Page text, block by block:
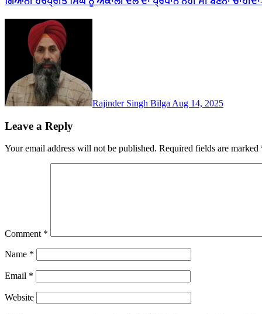
Rajinder Singh Bilga Aug 14, 2025
Leave a Reply
Your email address will not be published. Required fields are marked
Comment *
Name *
Email *
Website